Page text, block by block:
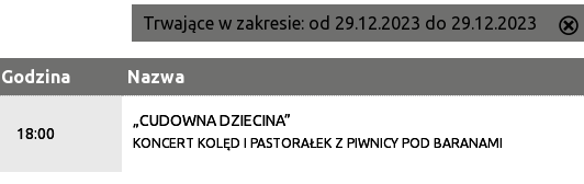
Trwające w zakresie: od 29.12.2023 do 29.12.2023
ten
Godzina Nazwa
18:00
„CUDOWNA DZIECINA”
KONCERT KOLĘD I PASTORAŁEK Z PIWNICY POD BARANAMI